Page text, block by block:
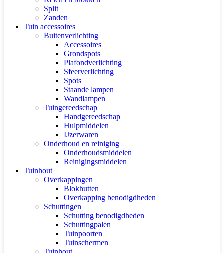
Split
Zanden
Tuin accessoires
Buitenverlichting
Accessoires
Grondspots
Plafondverlichting
Sfeerverlichting
Spots
Staande lampen
Wandlampen
Tuingereedschap
Handgereedschap
Hulpmiddelen
IJzerwaren
Onderhoud en reiniging
Onderhoudsmiddelen
Reinigingsmiddelen
Tuinhout
Overkappingen
Blokhutten
Overkapping benodigdheden
Schuttingen
Schutting benodigdheden
Schuttingpalen
Tuinpoorten
Tuinschermen